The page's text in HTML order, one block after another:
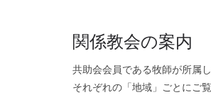
関係教会の案内
共助会会員である牧師が所属
それぞれの「地域」ごとにご